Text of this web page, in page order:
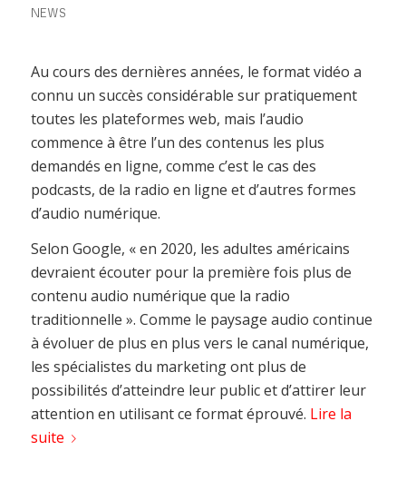
NEWS
Au cours des dernières années, le format vidéo a
connu un succès considérable sur pratiquement
toutes les plateformes web, mais l’audio
commence à être l’un des contenus les plus
demandés en ligne, comme c’est le cas des
podcasts, de la radio en ligne et d’autres formes
d’audio numérique.
Selon Google, « en 2020, les adultes américains
devraient écouter pour la première fois plus de
contenu audio numérique que la radio
traditionnelle ». Comme le paysage audio continue
à évoluer de plus en plus vers le canal numérique,
les spécialistes du marketing ont plus de
possibilités d’atteindre leur public et d’attirer leur
attention en utilisant ce format éprouvé. Lire la
suite